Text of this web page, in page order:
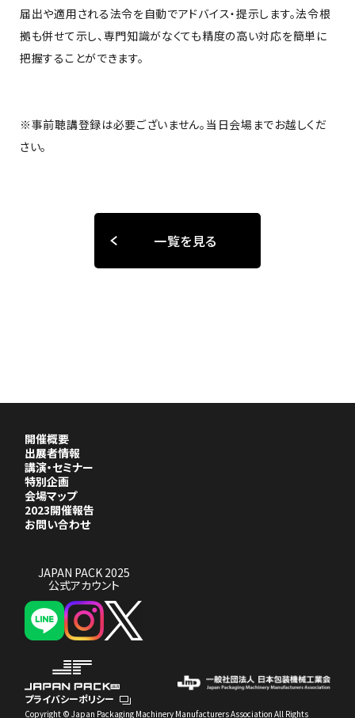
届出や適用される法令を自動でアドバイス・提示します。法令根
拠も併せて示し、専門知識がなくても精度の高い対応を簡単に
把握することができます。
※事前聴講登録は必要ございません。当日会場までお越しくだ
さい。
一覧を見る
開催概要
出展者情報
講演・セミナー
特別企画
会場マップ
2023開催報告
お問い合わせ
JAPAN PACK 2025
公式アカウント
プライバシーポリシー
Copyright © Japan Packaging Machinery Manufacturers Association All Rights